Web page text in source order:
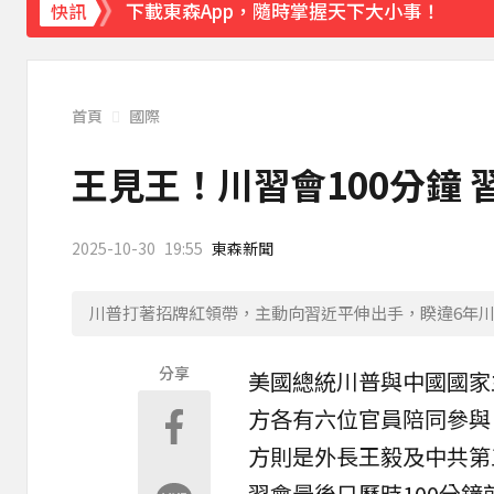
快訊
下載東森App，隨時掌握天下大小事！
鷹架掉落砸傷婦人！南港LaLaport宣布3櫃
首頁 國際
王見王！川習會100分鐘
2025-10-30 19:55 東森新聞
川普打著招牌紅領帶，主動向習近平伸出手，睽違6年
分享 美國總統川普與中國國
方各有六位官員陪同參
方則是外長王毅及中共